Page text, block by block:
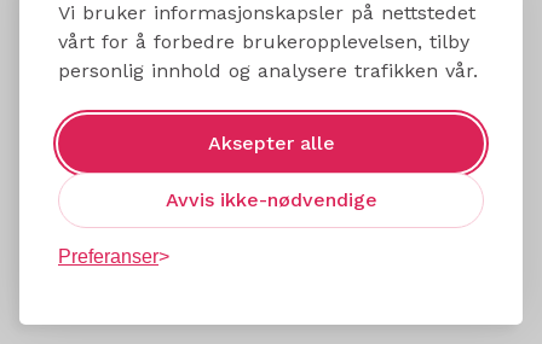
Vi bruker informasjonskapsler på nettstedet
vårt for å forbedre brukeropplevelsen, tilby
personlig innhold og analysere trafikken vår.
Aksepter alle
Avvis ikke-nødvendige
Preferanser